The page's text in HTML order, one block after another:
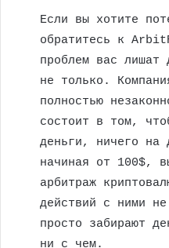
Если вы хотите
обратитесь к
проблем вас
не только.
полностью
состоит в том,
деньги, ничего на
начиная от 100$,
арбитраж
действий с ними
просто забирают
ни с чем.